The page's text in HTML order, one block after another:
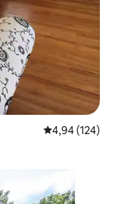
Prosječna
4,94 (124)
gosti”